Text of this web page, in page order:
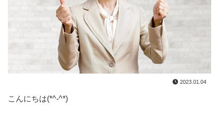
2023.01.04
こんにちは(*^-^*)